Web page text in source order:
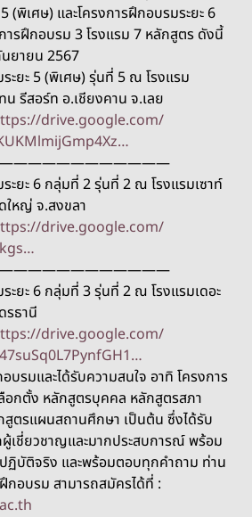
(พิเศษ) และโครงการฝึกอบรมระยะ 6
ารฝึกอบรม 3 โรงแรม 7 หลักสูตร ดังนี้
ยายน 2567
ะยะ 5 (พิเศษ) รุ่นที่ 5 ณ โรงแรม
น รีสอร์ท อ.เชียงคาน จ.เลย
drive.google.com/
ะยะ 6 กลุ่มที่ 2 รุ่นที่ 2 ณ โรงแรมเซาท์
ใหญ่ จ.สงขลา
drive.google.com/
ะยะ 6 กลุ่มที่ 3 รุ่นที่ 2 ณ โรงแรมเดอะ
รธานี
drive.google.com/
รมและได้รับความสนใจ อาทิ โครงการ
อกตั้ง หลักสูตรบุคคล หลักสูตรสภา
ตรแผนสถานศึกษา เป็นต้น ซึ่งได้รับ
เชี่ยวชาญและมากประสบการณ์ พร้อม
ปฏิบัติจริง และพร้อมตอบทุกคำถาม ท่าน
กอบรม สามารถสมัครได้ที่ :